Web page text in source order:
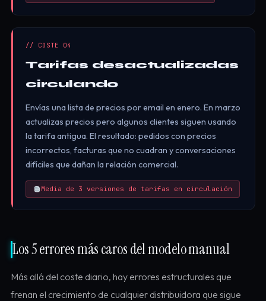
// COSTE 04
Tarifas desactualizadas
circulando
Envías una lista de precios por email en enero. En marzo
actualizas precios pero algunos clientes siguen usando
la tarifa antigua. El resultado: pedidos con precios
incorrectos, facturas que no cuadran y conversaciones
difíciles que dañan la relación comercial.
Media de 3 versiones de tarifas en circulación
Los 5 errores más caros del modelo manual
Más allá del coste diario, hay errores estructurales que
frenan el crecimiento de cualquier distribuidora que sigue